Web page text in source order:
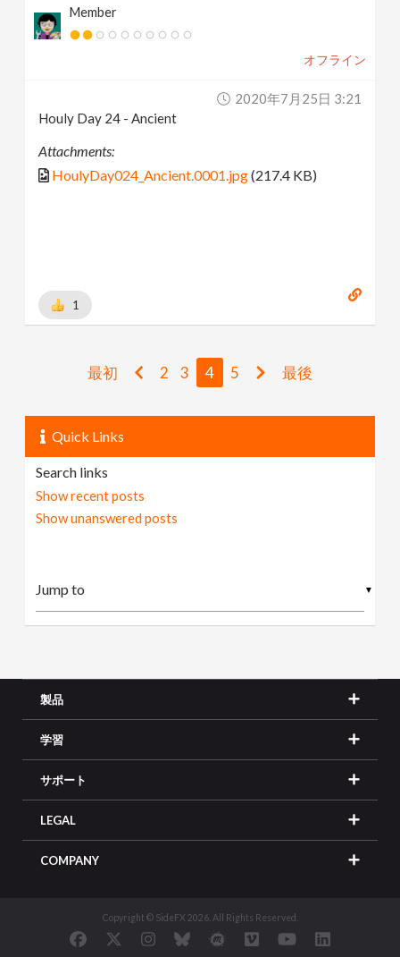
Member
オフライン
2020年7月25日 3:21
Houly Day 24 - Ancient
Attachments:
HoulyDay024_Ancient.0001.jpg(217.4 KB)
1
最初 2 3 4 5 最後
Quick Links
Search links
Show recent posts
Show unanswered posts
▼
製品
学習
サポート
LEGAL
COMPANY
Copyright © SideFX 2026. All Rights Reserved.